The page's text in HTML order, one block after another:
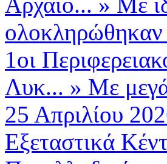
1οι
Λυκ... » Με
25 Απριλίου
Εξεταστικά